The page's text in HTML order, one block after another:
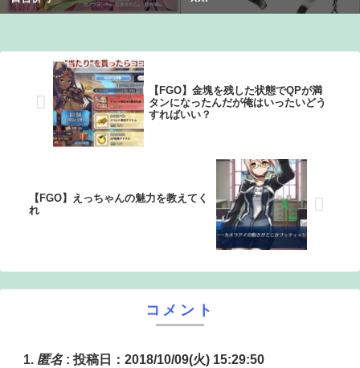
【画像】オタク「実際にプレイしたらわかるけどライザは
ｗ：26/08/06のニュース
【FGO】金塊を残した状態でQPが満
タンになったんだが俺はいったいどう
すればいい？
【FGO】えっちゃんの魅力を教えてく
れ
コメント
匿名: 投稿日：2018/10/09(火) 15:29:50